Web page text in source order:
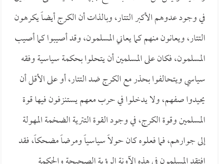
في وجود عدوهم الأكبر التتار، وبالذات أن الكرج أيضاً يكرهون
التتار، ويعانون منهم كما يعاني المسلمون، وقد أصيبوا كما أصيب
المسلمون، فكان على المسلمين أن يتحلوا بحكمة سياسية وفقه
سياسي ويتحالفوا بحذر مع الكرج ضد التتار، أو على الأقل أن
يحيدوا صفهم، ولا يدخلوا في حرب معهم يستنزفون فيها قوة
المسلمين وقوة الكرج، في وجود القوة التترية الضخمة المهولة
إلى جوارهم، فما فعلوه كان حولاً سياسياً ومرضاً مضحكاً، فقد